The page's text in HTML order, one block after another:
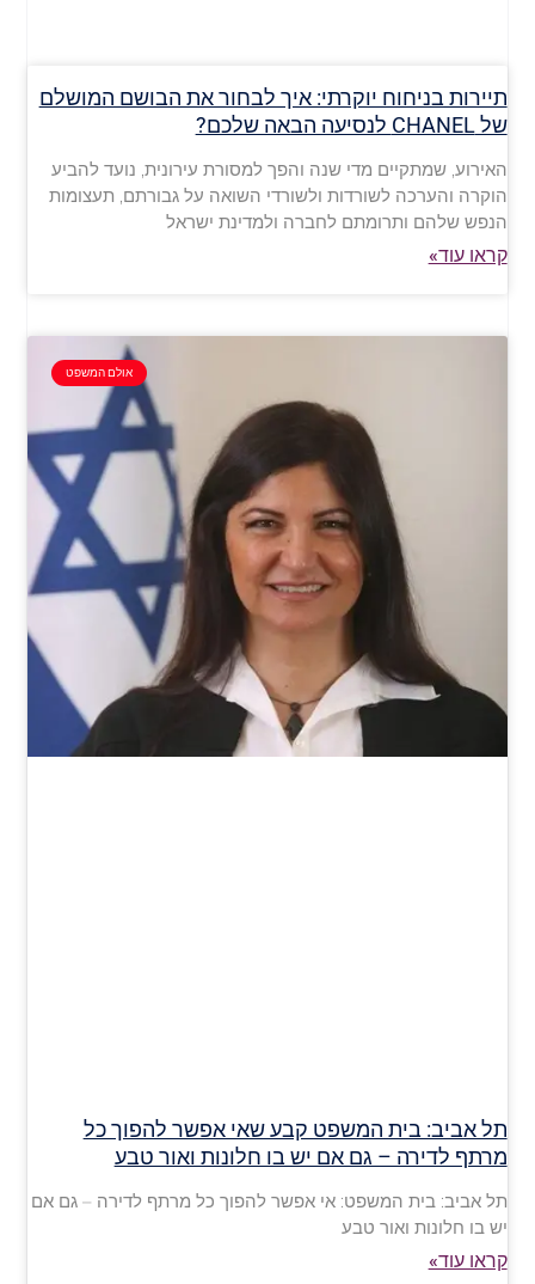
תיירות בניחוח יוקרתי: איך לבחור את הבושם המושלם
של CHANEL לנסיעה הבאה שלכם?
האירוע, שמתקיים מדי שנה והפך למסורת עירונית, נועד להביע
הוקרה והערכה לשורדות ולשורדי השואה על גבורתם, תעצומות
הנפש שלהם ותרומתם לחברה ולמדינת ישראל
קראו עוד»
אולם המשפט
תל אביב: בית המשפט קבע שאי אפשר להפוך כל
מרתף לדירה – גם אם יש בו חלונות ואור טבע
תל אביב: בית המשפט: אי אפשר להפוך כל מרתף לדירה – גם אם
יש בו חלונות ואור טבע
קראו עוד»